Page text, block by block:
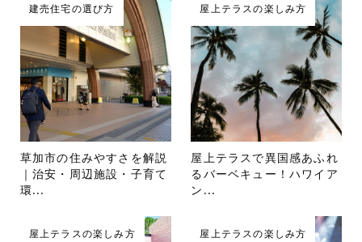
建売住宅の選び方
草加市の住みやすさを解説
｜治安・周辺施設・子育て
環...
屋上テラスの楽しみ方
屋上テラスで異国感あふれ
るバーベキュー！ハワイア
ン...
屋上テラスの楽しみ方 屋上テラスの楽しみ方